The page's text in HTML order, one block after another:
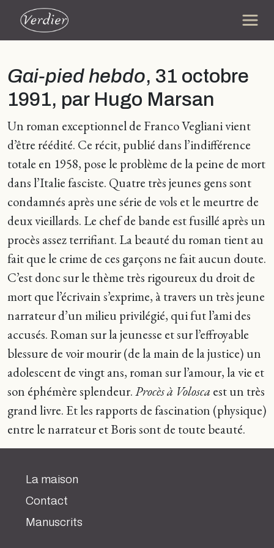
Gai-pied hebdo, 31 octobre
1991, par Hugo Marsan
Un roman exceptionnel de Franco Vegliani vient
d’être réédité. Ce récit, publié dans l’indifférence
totale en 1958, pose le problème de la peine de mort
dans l’Italie fasciste. Quatre très jeunes gens sont
condamnés après une série de vols et le meurtre de
deux vieillards. Le chef de bande est fusillé après un
procès assez terrifiant. La beauté du roman tient au
fait que le crime de ces garçons ne fait aucun doute.
C’est donc sur le thème très rigoureux du droit de
mort que l’écrivain s’exprime, à travers un très jeune
narrateur d’un milieu privilégié, qui fut l’ami des
accusés. Roman sur la jeunesse et sur l’effroyable
blessure de voir mourir (de la main de la justice) un
adolescent de vingt ans, roman sur l’amour, la vie et
son éphémère splendeur.Procès à Volosca est un très
grand livre. Et les rapports de fascination (physique)
entre le narrateur et Boris sont de toute beauté.
La maison
Contact
Manuscrits